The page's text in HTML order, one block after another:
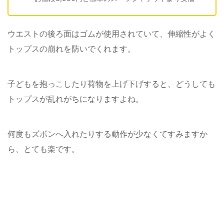
ウエストの後ろ面はゴムが使用されていて、伸縮性がよく
トップスの崩れを防いでくれます。
子どもを抱っこしたり荷物を上げ下げすると、どうしても
トップスが乱れがちになりますよね。
何度もズボンへ入れたりする動作が少なくてすみますか
ら、とても楽です。